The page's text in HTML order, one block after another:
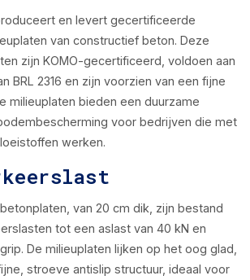
en levert gecertificeerde
van constructief beton. Deze
zijn KOMO-gecertificeerd, voldoen aan
BRL 2316 en zijn voorzien van een fijne
milieuplaten bieden een duurzame
voor bedrijven die met
werken.
van 20 cm dik, zijn bestand
tot een aslast van 40 kN en
De milieuplaten lijken op het oog glad,
stroeve antislip structuur, ideaal voor